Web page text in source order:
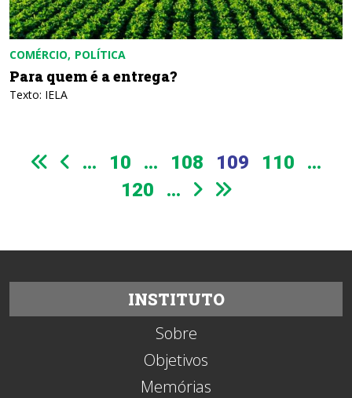
COMÉRCIO POLÍTICA
Para quem é a entrega?
Texto: IELA
... 10 ... 108 109 110
...
120
...
INSTITUTO
Sobre
Objetivos
Memórias